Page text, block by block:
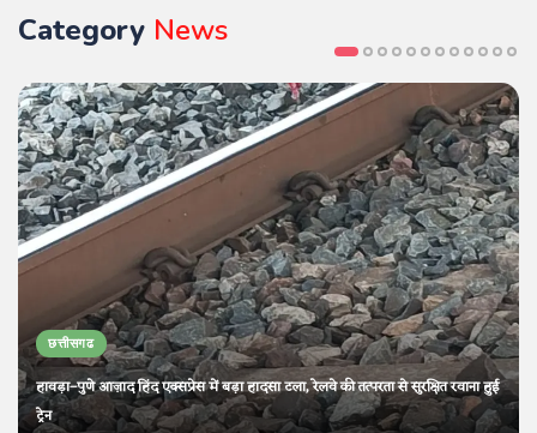
Category News
छत्तीसगढ
हावड़ा–पुणे आज़ाद हिंद एक्सप्रेस में बड़ा हादसा टला, रेलवे की तत्परता से सुरक्षित रवाना हुई
ट्रेन